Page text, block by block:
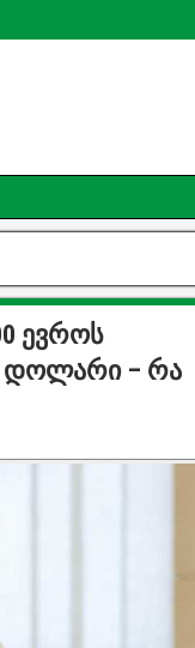
ევროს
დოლარი – რა